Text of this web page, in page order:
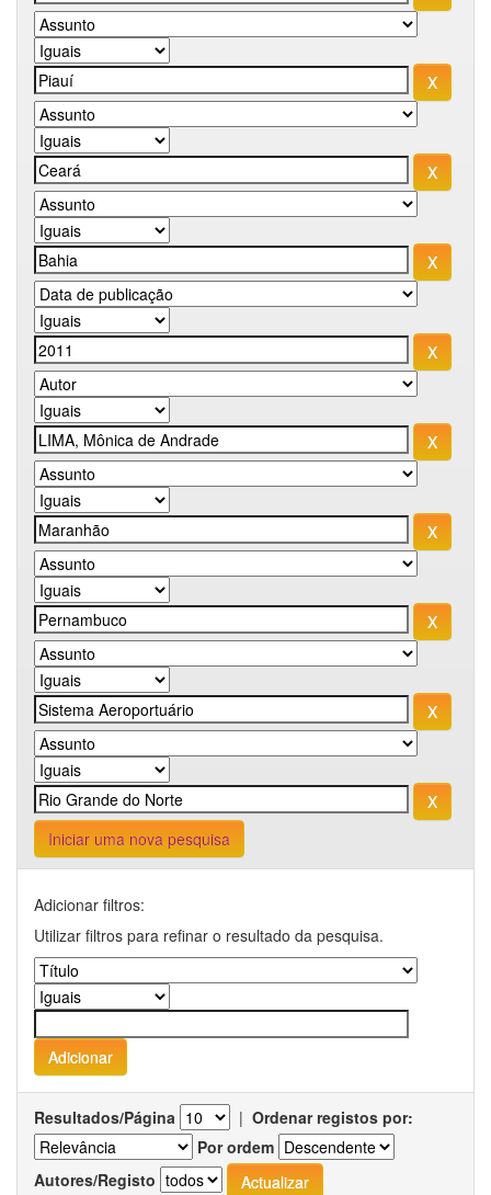
Iniciar uma nova pesquisa
Adicionar filtros:
Utilizar filtros para refinar o resultado da pesquisa.
Resultados/Página | Ordenar registos por:
Por ordem
Autores/Registo